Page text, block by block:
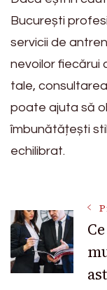
București
servicii de
nevoilor fiecărui
tale,
poate ajuta să
îmbunătățești
echilibrat.
Post